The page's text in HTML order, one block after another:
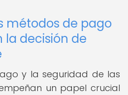
métodos de pago
la decisión de
y la seguridad de las
un papel crucial